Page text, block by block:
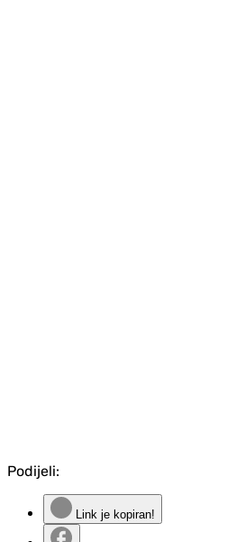
Podijeli:
Link je kopiran!